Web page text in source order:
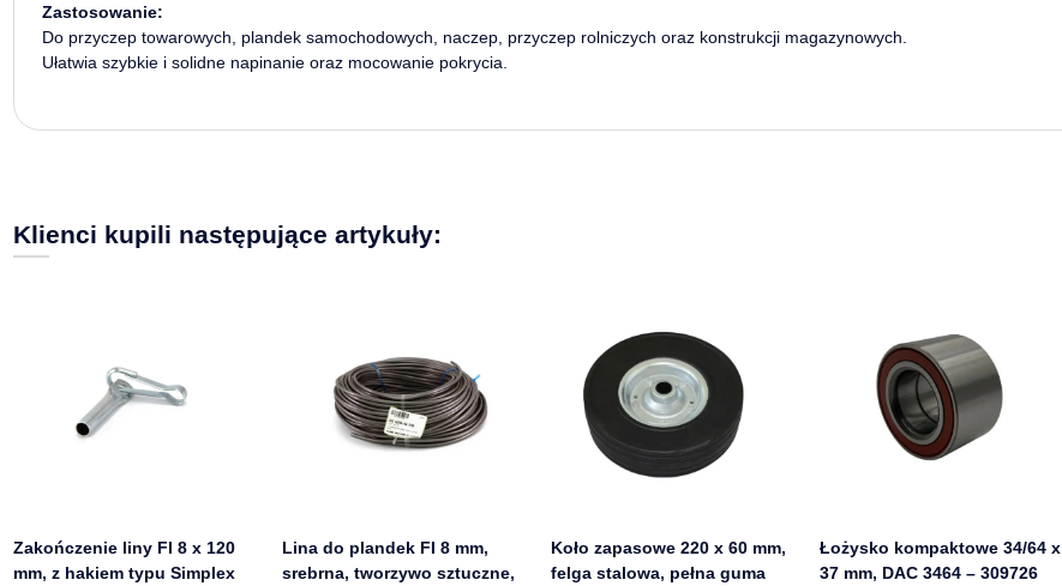
Zastosowanie:
Do przyczep towarowych, plandek samochodowych, naczep, przyczep rolniczych oraz konstrukcji magazynowych.
Ułatwia szybkie i solidne napinanie oraz mocowanie pokrycia.
Klienci kupili następujące artykuły:
Zakończenie liny FI 8 x 120
mm, z hakiem typu Simplex
Lina do plandek FI 8 mm,
srebrna, tworzywo sztuczne,
Koło zapasowe 220 x 60 mm,
felga stalowa, pełna guma
Łożysko kompaktowe 34/64 x
37 mm, DAC 3464 – 309726